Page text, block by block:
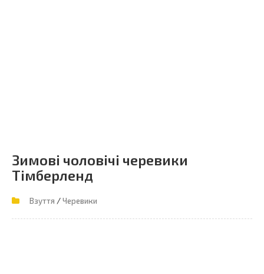
Зимові чоловічі черевики
Тімберленд
Взуття /Черевики